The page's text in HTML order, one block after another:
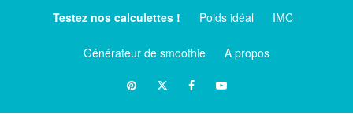
Testez nos calculettes ! Poids idéal IMC
Générateur de smoothie
A propos
PinterestTwitterfacebookYoutube